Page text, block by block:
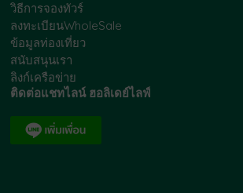
วิธีการจองทัวร์
ลงทะเบียนWholeSale
ข้อมูลท่องเที่ยว
สนับสนุนเรา
ลิงก์เครือข่าย
ติดต่อแชทไลน์ ฮอลิเดย์ไลฟ์